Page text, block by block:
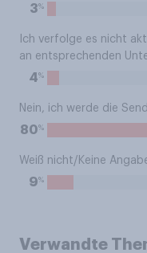
3%
Ich verfolge es nicht
an entsprechenden
4%
Nein, ich werde die
80%
Weiß nicht/Keine
9%
Verwandte